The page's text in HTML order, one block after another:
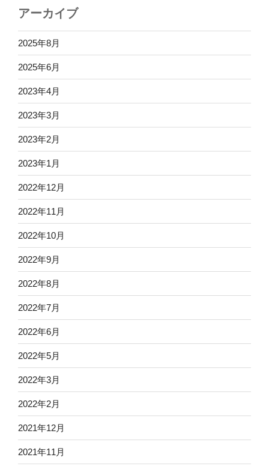
アーカイブ
2025年8月
2025年6月
2023年4月
2023年3月
2023年2月
2023年1月
2022年12月
2022年11月
2022年10月
2022年9月
2022年8月
2022年7月
2022年6月
2022年5月
2022年3月
2022年2月
2021年12月
2021年11月